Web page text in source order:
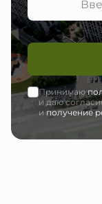
и даю
иполучение